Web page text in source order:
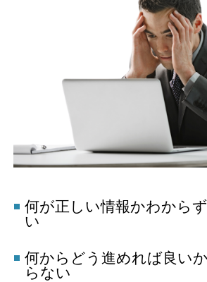
何が正しい情報かわから
い
何からどう進めれば良い
らない